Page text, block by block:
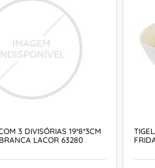
3 DIVISÓRIAS 19*8*3CM
LACOR 63280